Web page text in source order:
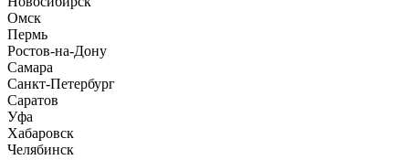
Омск
Пермь
Ростов-на-Дону
Самара
Санкт-Петербург
Саратов
Уфа
Хабаровск
Челябинск